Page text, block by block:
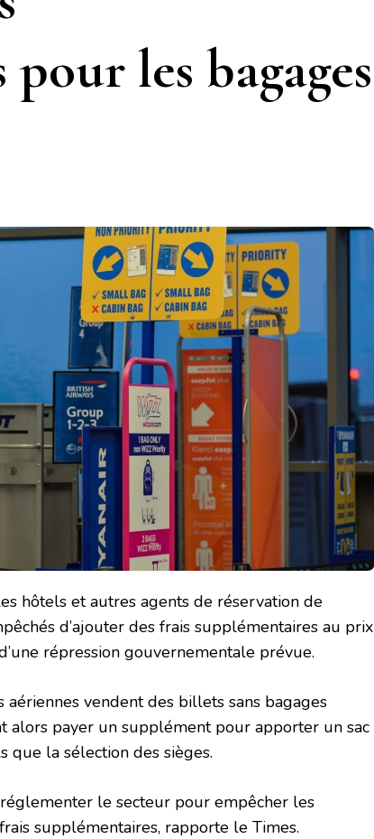
les bagages
hôtels et autres agents de réservation de
d’ajouter des frais supplémentaires au prix
répression gouvernementale prévue.
aériennes vendent des billets sans bagages
alors payer un supplément pour apporter un sac
que la sélection des sièges.
le secteur pour empêcher les
supplémentaires, rapporte le Times.